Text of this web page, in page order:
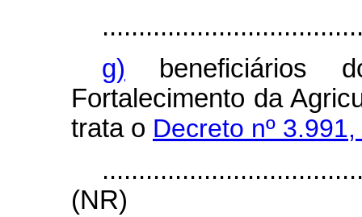
g) beneficiários
Fortalecimento da
trata o Decreto nº
(NR)